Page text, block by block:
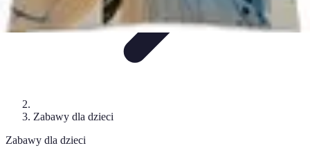
Zabawy dla dzieci
Zabawy dla dzieci